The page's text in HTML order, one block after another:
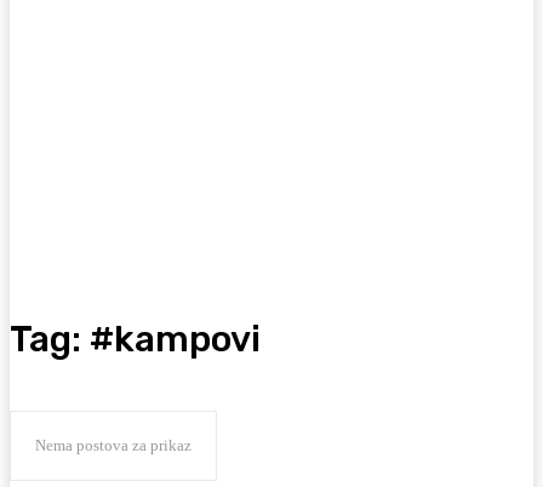
Tag: #kampovi
Nema postova za prikaz